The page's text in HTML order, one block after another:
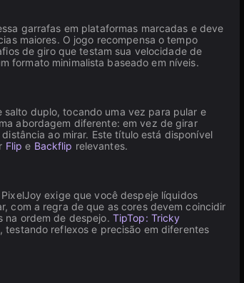
garrafas em plataformas marcadas e deve
maiores. O jogo recompensa o tempo
de giro que testam sua velocidade de
formato minimalista baseado em níveis.
salto duplo, tocando uma vez para pular e
abordagem diferente: em vez de girar
ao mirar. Este título está disponível
Flip e Backflip relevantes.
exige que você despeje líquidos
com a regra de que as cores devem coincidir
na ordem de despejo. TipTop: Tricky
testando reflexos e precisão em diferentes